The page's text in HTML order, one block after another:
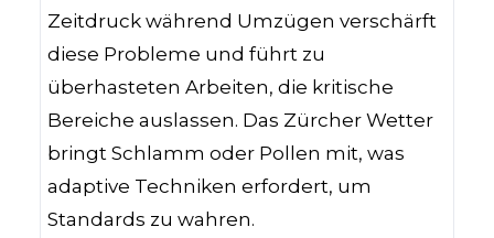
Zeitdruck während Umzügen verschärft
diese Probleme und führt zu
überhasteten Arbeiten, die kritische
Bereiche auslassen. Das Zürcher Wetter
bringt Schlamm oder Pollen mit, was
adaptive Techniken erfordert, um
Standards zu wahren.